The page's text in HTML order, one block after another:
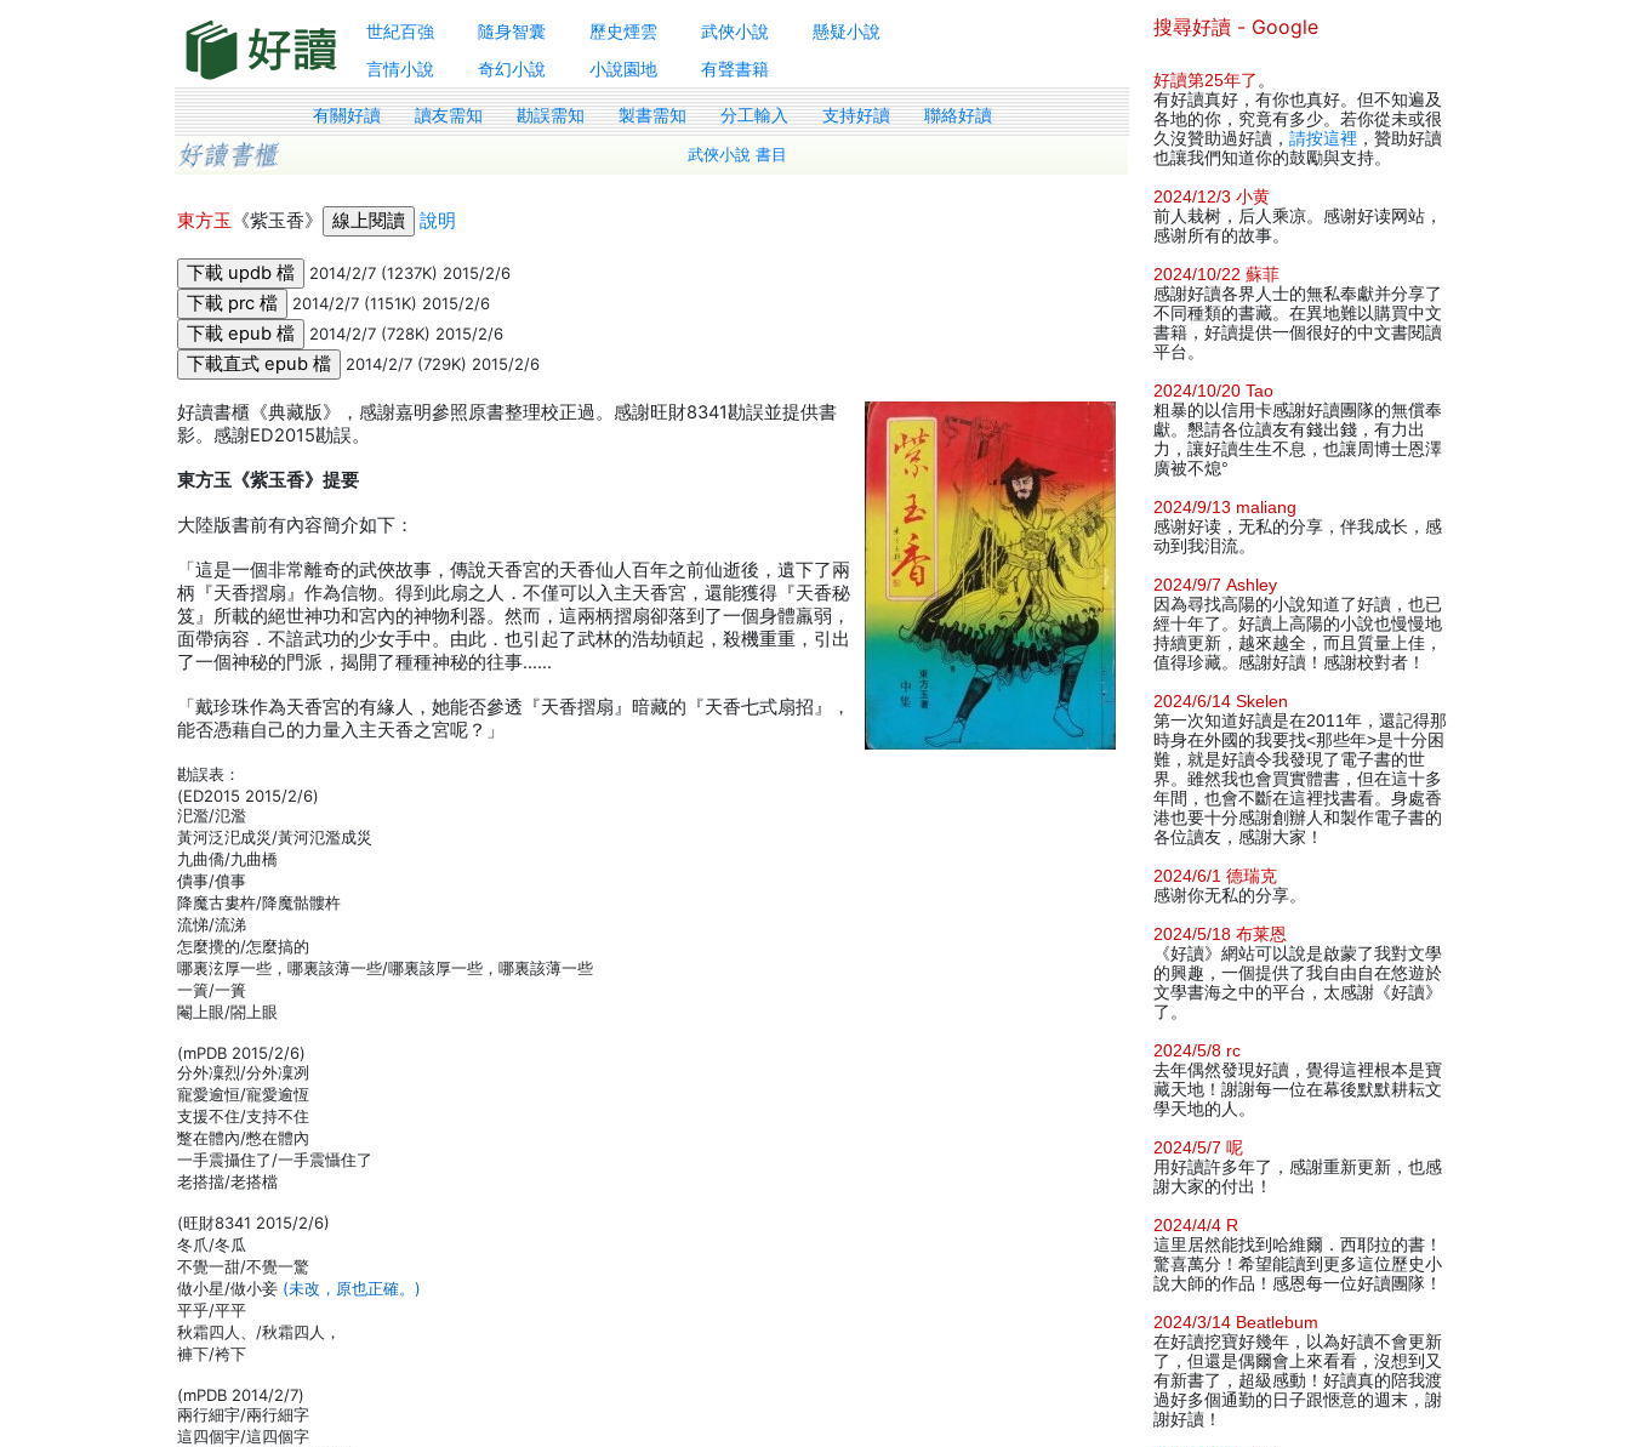
世紀百強 隨身智囊 歷史煙雲 武俠小說
懸疑小說
言情小說
奇幻小說 小說園地 有聲書籍
有關好讀 讀友需知 勘誤需知 製書需知 分工輸入 支持好讀 聯絡好讀
武俠小說 書目
東方玉 《紫玉香》 說明
2014/2/7 (1237K) 2015/2/6
2014/2/7 (1151K) 2015/2/6
2014/2/7 (728K) 2015/2/6
2014/2/7 (729K) 2015/2/6
好讀書櫃《典藏版》，感謝嘉明參照原書整理校正過。感謝旺財8341勘誤並提供書
影。感謝ED2015勘誤。
東方玉《紫玉香》提要
大陸版書前有內容簡介如下：
「這是一個非常離奇的武俠故事，傳說天香宮的天香仙人百年之前仙逝後，遺下了兩
柄『天香摺扇』作為信物。得到此扇之人．不僅可以入主天香宮，還能獲得『天香秘
笈』所載的絕世神功和宮內的神物利器。然而，這兩柄摺扇卻落到了一個身體羸弱，
面帶病容．不諳武功的少女手中。由此．也引起了武林的浩劫頓起，殺機重重，引出
了一個神秘的門派，揭開了種種神秘的往事……
「戴珍珠作為天香宮的有緣人，她能否參透『天香摺扇』暗藏的『天香七式扇招』，
能否憑藉自己的力量入主天香之宮呢？」
勘誤表：
(ED2015 2015/2/6)
汜濫/氾濫
黃河泛汜成災/黃河氾濫成災
九曲僑/九曲橋
僓事/僨事
降魔古婁杵/降魔骷髏杵
流悌/流涕
怎麼攪的/怎麼搞的
哪裏泫厚一些，哪裏該薄一些/哪裏該厚一些，哪裏該薄一些
一簀/一簣
閹上眼/閤上眼
(mPDB 2015/2/6)
分外凜烈/分外凜冽
寵愛逾恒/寵愛逾恆
支援不住/支持不住
蹩在體內/憋在體內
一手震攝住了/一手震懾住了
老搭擋/老搭檔
(旺財8341 2015/2/6)
冬爪/冬瓜
不覺一甜/不覺一驚
做小星/做小妾 (未改，原也正確。)
平乎/平平
秋霜四人、/秋霜四人，
褲下/袴下
(mPDB 2014/2/7)
兩行細宇/兩行細字
這四個宇/這四個字
搜尋好讀 - Google
好讀第25年了 。
有好讀真好，有你也真好。但不知遍及
各地的你，究竟有多少。若你從未或很
久沒贊助過好讀， 請按這裡 ，贊助好讀
也讓我們知道你的鼓勵與支持。
2024/12/3 小黄
前人栽树，后人乘凉。感谢好读网站，
感谢所有的故事。
2024/10/22 蘇菲
感謝好讀各界人士的無私奉獻并分享了
不同種類的書藏。在異地難以購買中文
書籍，好讀提供一個很好的中文書閱讀
平台。
2024/10/20 Tao
粗暴的以信用卡感謝好讀團隊的無償奉
獻。懇請各位讀友有錢出錢，有力出
力，讓好讀生生不息，也讓周博士恩澤
廣被不熄°
2024/9/13 maliang
感谢好读，无私的分享，伴我成长，感
动到我泪流。
2024/9/7 Ashley
因為尋找高陽的小說知道了好讀，也已
經十年了。好讀上高陽的小說也慢慢地
持續更新，越來越全，而且質量上佳，
值得珍藏。感謝好讀！感謝校對者！
2024/6/14 Skelen
第一次知道好讀是在2011年，還記得那
時身在外國的我要找<那些年>是十分困
難，就是好讀令我發現了電子書的世
界。雖然我也會買實體書，但在這十多
年間，也會不斷在這裡找書看。身處香
港也要十分感謝創辦人和製作電子書的
各位讀友，感謝大家！
2024/6/1 德瑞克
感谢你无私的分享。
2024/5/18 布莱恩
《好讀》網站可以說是啟蒙了我對文學
的興趣，一個提供了我自由自在悠遊於
文學書海之中的平台，太感謝《好讀》
了。
2024/5/8 rc
去年偶然發現好讀，覺得這裡根本是寶
藏天地！謝謝每一位在幕後默默耕耘文
學天地的人。
2024/5/7 呢
用好讀許多年了，感謝重新更新，也感
謝大家的付出！
2024/4/4 R
這里居然能找到哈維爾．西耶拉的書！
驚喜萬分！希望能讀到更多這位歷史小
說大師的作品！感恩每一位好讀團隊！
2024/3/14 Beatlebum
在好讀挖寶好幾年，以為好讀不會更新
了，但還是偶爾會上來看看，沒想到又
有新書了，超級感動！好讀真的陪我渡
過好多個通勤的日子跟愜意的週末，謝
謝好讀！